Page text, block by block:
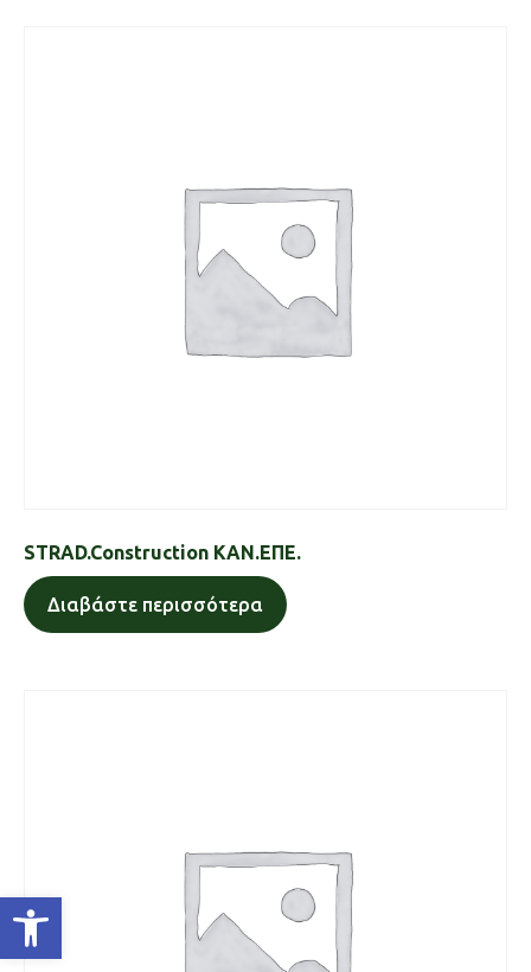
Ανοίξτε τη γραμμή εργαλείων
STRAD.Construction ΚΑΝ.ΕΠΕ.
Διαβάστε περισσότερα